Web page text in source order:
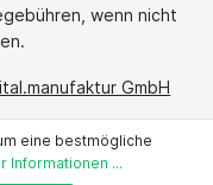
wenn nicht
GmbH
eine bestmögliche
Informationen ...